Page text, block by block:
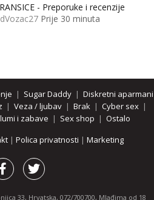
- Preporuke i recenzije
Prije 30 minuta
| Sugar Daddy| Diskretni aparmani
| Veza / ljubav | Brak | Cyber sex |
i zabave | Sex shop | Ostalo
| Polica privatnosti | Marketing
33, Hrvatska, 072/700700, Mlađima od 18